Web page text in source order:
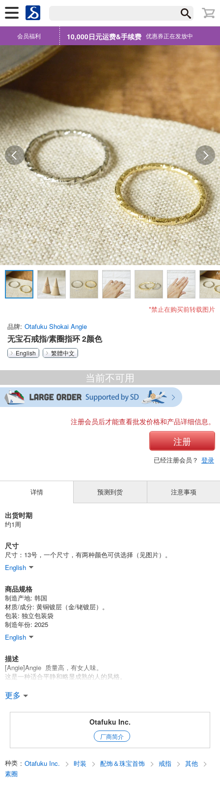
会员福利 10,000日元运费&手续费 优惠券正在发放中
*禁止在购买前转载图片
品牌 Otafuku Shokai Angie
无宝石戒指/素圈指环 2颜色
English 繁體中文
当前不可用
注册会员后才能查看批发价格和产品详细信息。
注册
已经注册会员？ 登录
详情
出货时期
约1周
尺寸
尺寸：13号，一个尺寸，有两种颜色可供选择（见图片）。
English
商品规格
制造产地: 韩国
材质/成分: 黄铜镀层（金/铑镀层）。
包装: 独立包装袋
制造年份: 2025
English
描述
[Angie]Angie 质量高，有女人味。
这是一种适合平静和略显成熟的人的风格。
标准色，有光泽的质地。 简单设计的戒指是新推出的!
不含镍的黄铜材料被镀上了高质量的特殊颜色的电镀层。
English
更多
预测到货 注意事项
Otafuku Inc.
厂商简介
种类 : Otafuku Inc. 时装 配饰＆珠宝首饰 戒指
其他
素圈